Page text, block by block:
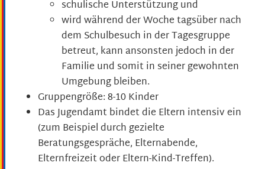
schulische Unterstützung und
wird während der Woche tagsüber nach
dem Schulbesuch in der Tagesgruppe
betreut, kann ansonsten jedoch in der
Familie und somit in seiner gewohnten
Umgebung bleiben.
Gruppengröße: 8-10 Kinder
Das Jugendamt bindet die Eltern intensiv ein
(zum Beispiel durch gezielte
Beratungsgespräche, Elternabende,
Elternfreizeit oder Eltern-Kind-Treffen).